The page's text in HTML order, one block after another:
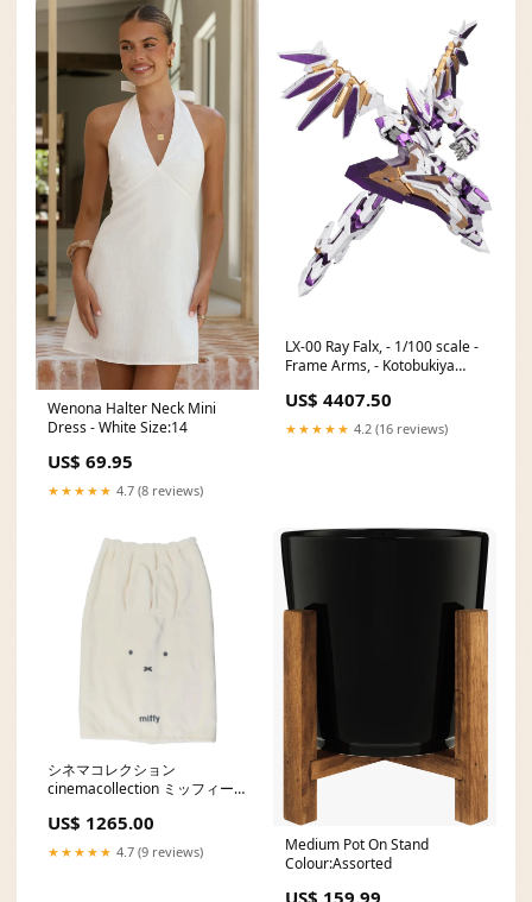
Wenona Halter Neck Mini
Dress - White Size:14
US$ 69.95
★★★★★ 4.7 (8 reviews)
LX-00 Ray Falx, - 1/100 scale -
Frame Arms, - Kotobukiya
Ltd
US$ 4407.50
★★★★★ 4.2 (16 reviews)
シネマコレクション
cinemacollection ミッフィー
キタオル 80cm丈巻き巻きマイ
クロタオル ミッフィーシンプ
ル ディックブルーナ 丸眞 サマ
US$ 1265.00
★★★★★ 4.7 (9 reviews)
Medium Pot On Stand
Colour:Assorted
US$ 159.99